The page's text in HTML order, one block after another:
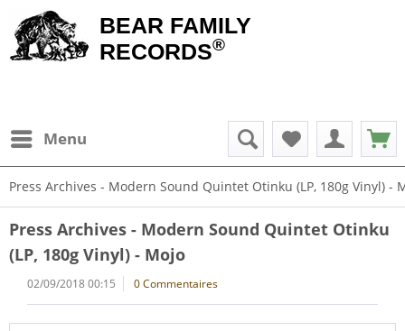
BEAR FAMILY
RECORDS®
Menu
Press Archives - Modern Sound Quintet Otinku (LP, 180g Vinyl) -
Press Archives - Modern Sound Quintet Otinku
(LP, 180g Vinyl) - Mojo
02/09/2018 00:15 0 Commentaires